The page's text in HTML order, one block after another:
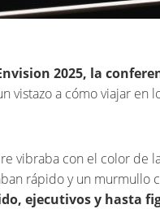
2025, la
vistazo a cómo viajar en
vibraba con el color de
rápido y un murmullo
ejecutivos y hasta